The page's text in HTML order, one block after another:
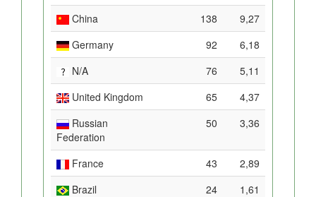
China 138
9,27
Germany
92
6,18
N/A
76
5,11
United Kingdom
65
4,37
Russian
Federation
50 3,36
France 43
2,89
Brazil
24
1,61